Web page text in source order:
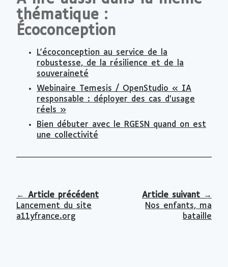
thématique :
Écoconception
L'écoconception au service de la
robustesse, de la résilience et de la
souveraineté
Webinaire Temesis / OpenStudio « IA
responsable : déployer des cas d’usage
réels »
Bien débuter avec le RGESN quand on est
une collectivité
← Article précédent
Lancement du site
a11yfrance.org
Article suivant →
Nos enfants, ma
bataille